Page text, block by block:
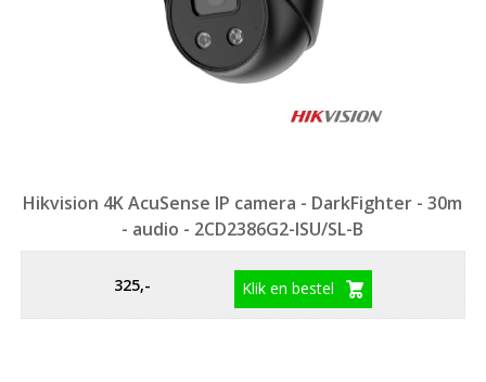
Hikvision 4K AcuSense IP camera - DarkFighter - 30m
- audio - 2CD2386G2-ISU/SL-B
325,- Klik en bestel